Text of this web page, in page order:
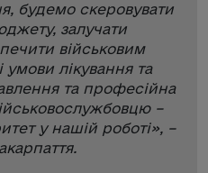
будемо скеровувати
залучати
військовим
умови лікування та
та професійна
–
у нашій роботі», –